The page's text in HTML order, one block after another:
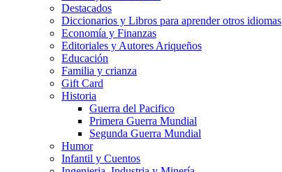
Destacados
Diccionarios y Libros para aprender otros idiomas
Economía y Finanzas
Editoriales y Autores Ariqueños
Educación
Familia y crianza
Gift Card
Historia
Guerra del Pacifico
Primera Guerra Mundial
Segunda Guerra Mundial
Humor
Infantil y Cuentos